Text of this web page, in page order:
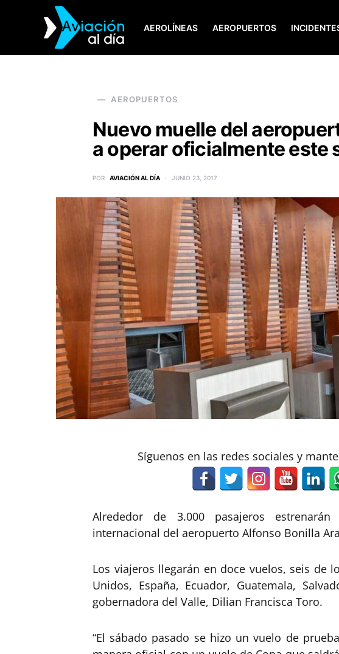
AEROLÍNEAS AEROPUERTOS
SEARCH FOR:
AEROPUERTOS
Nuevo muelle del
a operar oficialmente este
POR AVIACIÓN AL DÍA JUNIO 23, 2017
Síguenos en las redes sociales y
Alrededor de 3.000 pasajeros
internacional del aeropuerto Alfonso Bonilla
Los viajeros llegarán en doce vuelos, seis de
Unidos, España, Ecuador, Guatemala,
gobernadora del Valle, Dilian Francisca Toro.
“El sábado pasado se hizo un vuelo de